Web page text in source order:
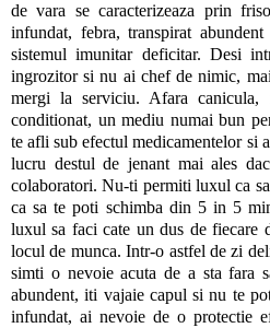
de vara se caracterizeaza prin
infundat, febra, transpirat
sistemul imunitar deficitar. Desi
ingrozitor si nu ai chef de nimic,
mergi la serviciu. Afara canicula,
conditionat, un mediu numai bun
te afli sub efectul medicamentelor si
lucru destul de jenant mai ales
colaboratori. Nu-ti permiti luxul ca
ca sa te poti schimba din 5 in 5
luxul sa faci cate un dus de fiecare
locul de munca. Intr-o astfel de zi
simti o nevoie acuta de a sta fara
abundent, iti vajaie capul si nu te
infundat, ai nevoie de o protectie